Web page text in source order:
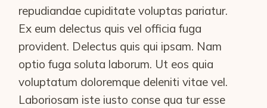
repudiandae cupiditate voluptas pariatur.
Ex eum delectus quis vel officia fuga
provident. Delectus quis qui ipsam. Nam
optio fuga soluta laborum. Ut eos quia
voluptatum doloremque deleniti vitae vel.
Laboriosam iste iusto conse qua tur esse